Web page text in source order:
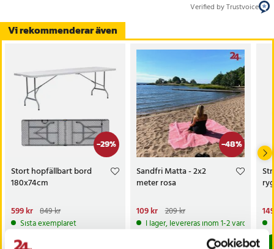
Vi rekommenderar även
-29%
Stort hopfällbart bord
180x74cm
Nuvarande pris
599 krTidigare pris
599 kr 849 kr
Sista exemplaret
-48%
Sandfri Matta - 2x2
meter rosa
Nuvarande pris
109 krTidigare pris:209 kr
109 kr 209 kr
I lager, levereras inom 1-2 vardagar
Verified by Trustvoice